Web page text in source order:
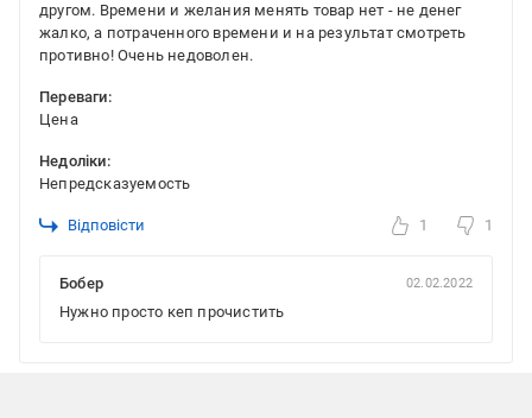
другом. Времени и желания менять товар нет - не денег
жалко, а потраченного времени и на результат смотреть
противно! Очень недоволен.
Переваги:
Цена
Недоліки:
Непредсказуемость
Відповісти 1 1
Бобер 02.02.2022
Нужно просто кеп прочистить